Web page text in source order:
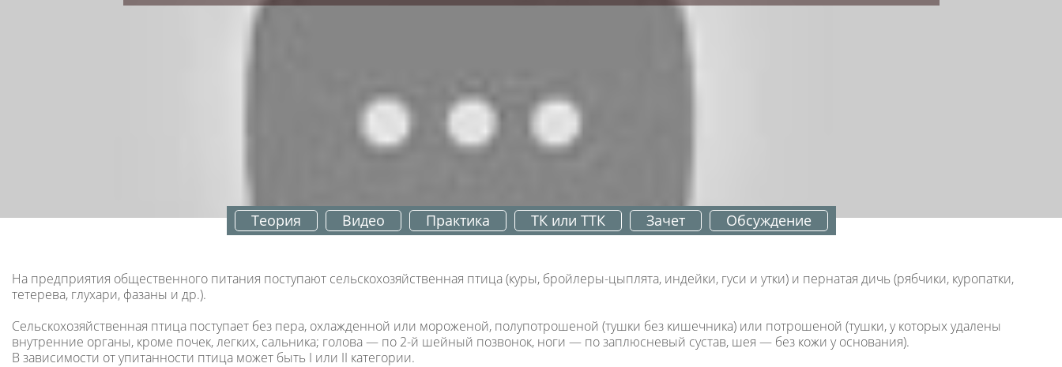
Теория Видео Практика ТК или ТТК Зачет Обсуждение
На предприятия общественного питания поступают сельскохозяйственная птица (куры, бройлеры-цыплята, индейки, гуси и утки) и пернатая дичь (рябчики, куропатки,
тетерева, глухари, фазаны и др.).
Сельскохозяйственная птица поступает без пера, охлажденной или мороженой, полупотрошеной (тушки без кишечника) или потрошеной (тушки, у которых удалены
внутренние органы, кроме почек, легких, сальника; голова — по 2-й шейный позвонок, ноги — по заплюсневый сустав, шея — без кожи у основания).
В зависимости от упитанности птица может быть I или II категории.